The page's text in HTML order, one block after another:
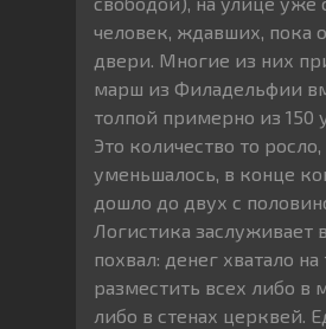
человек, ждавших, пока
двери. Многие из них
марш из Филадельфии
толпой примерно из 150
Это количество то росло,
уменьшалось, в конце
дошло до двух с
Логистика заслуживает
похвал: денег хватало на
разместить всех либо в
либо в стенах церквей.